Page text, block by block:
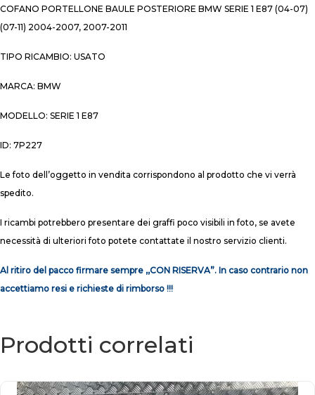
COFANO PORTELLONE BAULE POSTERIORE BMW SERIE 1 E87 (04-07)
(07-11) 2004-2007, 2007-2011
TIPO RICAMBIO: USATO
MARCA: BMW
MODELLO: SERIE 1 E87
ID: 7P227
Le foto dell’oggetto in vendita corrispondono al prodotto che vi verrà
spedito.
I ricambi potrebbero presentare dei graffi poco visibili in foto, se avete
necessità di ulteriori foto potete contattate il nostro servizio clienti.
Al ritiro del pacco firmare sempre ,,CON RISERVA”. In caso contrario non
accettiamo resi e richieste di rimborso !!!
Prodotti correlati